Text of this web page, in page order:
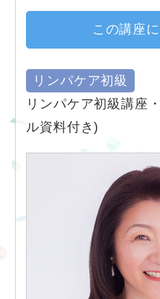
この講座
リンパケア初級
リンパケア初級講座
ル資料付き)